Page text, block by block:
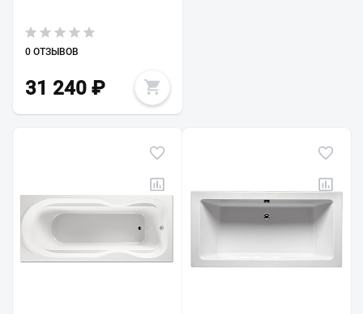
0 ОТЗЫВОВ
31 240 ₽